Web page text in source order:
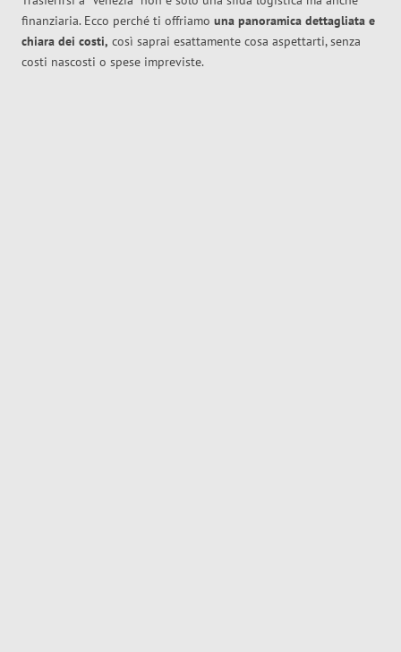
finanziaria. Ecco perché ti offriamo una panoramica dettagliata e
chiara dei costi, così saprai esattamente cosa aspettarti, senza
costi nascosti o spese impreviste.